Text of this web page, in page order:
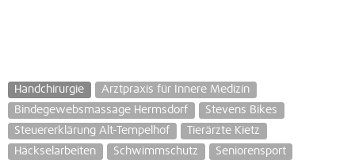
Handchirurgie
Arztpraxis für Innere Medizin
Bindegewebsmassage Hermsdorf
Stevens Bikes
Steuererklärung Alt-Tempelhof
Tierärzte Kietz
Häckselarbeiten
Schwimmschutz
Seniorensport